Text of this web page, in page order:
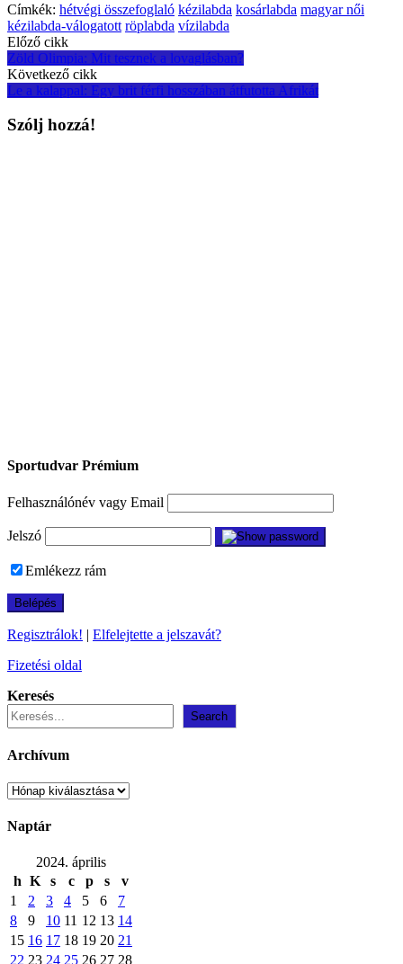
Címkék: hétvégi összefoglaló kézilabda kosárlabda magyar női
kézilabda-válogatott röplabda vízilabda
Post
navigation
Előző cikk
Zöld Olimpia: Mit tesznek a lovaglásban?
Következő cikk
Le a kalappal: Egy brit férfi hosszában átfutotta Afrikát
Szólj hozzá!
Sportudvar Prémium
Felhasználónév vagy Email
Jelszó
Emlékezz rám
Regisztrálok! | Elfelejtette a jelszavát?
Fizetési oldal
Keresés
Search
Archívum
Archívum
Naptár
2024. április
h K s c p s
v
1
2 3 4 5 6
7
8
9 10 11 12 13 14
15 16 17 18 19 20 21
22 23 24 25 26 27 28